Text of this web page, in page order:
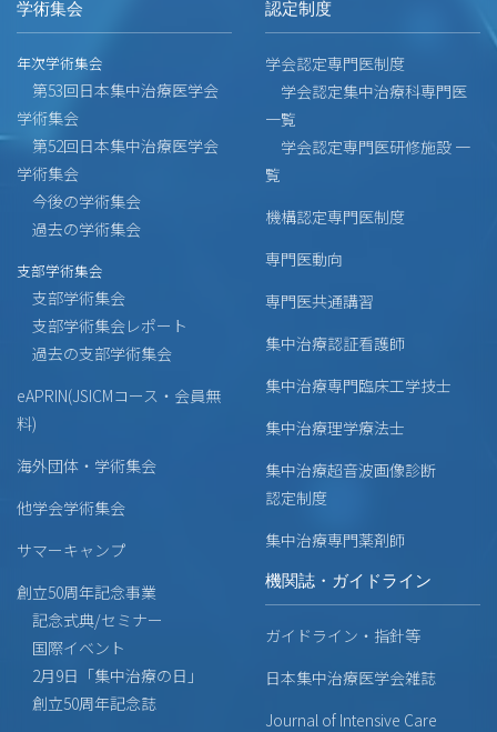
学術集会
年次学術集会
第53回日本集中治療医学会
学術集会
第52回日本集中治療医学会
学術集会
今後の学術集会
過去の学術集会
支部学術集会
支部学術集会
支部学術集会レポート
過去の支部学術集会
eAPRIN(JSICMコース・会員無
料)
海外団体・学術集会
他学会学術集会
サマーキャンプ
創立50周年記念事業
記念式典/セミナー
国際イベント
2月9日「集中治療の日」
創立50周年記念誌
認定制度
学会認定専門医制度
学会認定集中治療科専門医
一覧
学会認定専門医研修施設 一
覧
機構認定専門医制度
専門医動向
専門医共通講習
集中治療認証看護師
集中治療専門臨床工学技士
集中治療理学療法士
集中治療超音波画像診断
認定制度
集中治療専門薬剤師
機関誌・ガイドライン
ガイドライン・指針等
日本集中治療医学会雑誌
Journal of Intensive Care